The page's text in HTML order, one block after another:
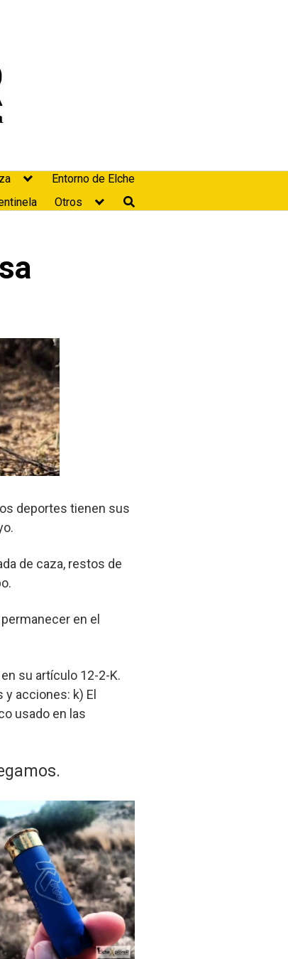
Entorno de Elche
Otros
deportes tienen sus
de caza, restos de
en el
en su artículo 12-2-K.
acciones: k) El
usado en las